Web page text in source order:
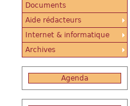
Documents
Aide rédacteurs
Internet & informatique
Archives
Agenda